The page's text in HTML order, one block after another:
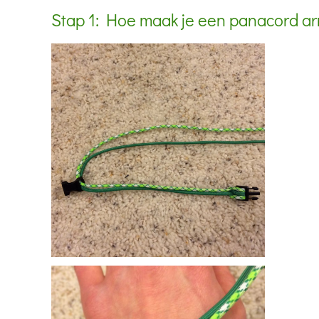
Stap 1: Hoe maak je een panacord